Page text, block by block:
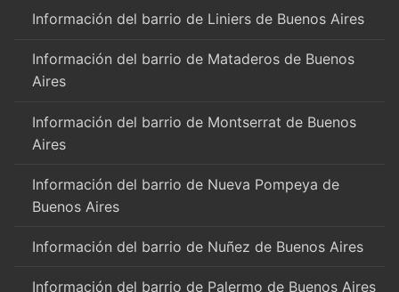
Información del barrio de Liniers de Buenos Aires
Información del barrio de Mataderos de Buenos
Aires
Información del barrio de Montserrat de Buenos
Aires
Información del barrio de Nueva Pompeya de
Buenos Aires
Información del barrio de Nuñez de Buenos Aires
Información del barrio de Palermo de Buenos Aires